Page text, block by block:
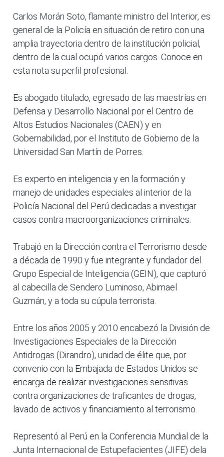
Carlos Morán Soto, flamante ministro del Interior, es
general de la Policía en situación de retiro con una
amplia trayectoria dentro de la institución policial,
dentro de la cual ocupó varios cargos. Conoce en
esta nota su perfil profesional.
Es abogado titulado, egresado de las maestrías en
Defensa y Desarrollo Nacional por el Centro de
Altos Estudios Nacionales (CAEN) y en
Gobernabilidad, por el Instituto de Gobierno de la
Universidad San Martín de Porres.
Es experto en inteligencia y en la formación y
manejo de unidades especiales al interior de la
Policía Nacional del Perú dedicadas a investigar
casos contra macroorganizaciones criminales.
Trabajó en la Dirección contra el Terrorismo desde
a década de 1990 y fue integrante y fundador del
Grupo Especial de Inteligencia (GEIN), que capturó
al cabecilla de Sendero Luminoso, Abimael
Guzmán, y a toda su cúpula terrorista.
Entre los años 2005 y 2010 encabezó la División de
Investigaciones Especiales de la Dirección
Antidrogas (Dirandro), unidad de élite que, por
convenio con la Embajada de Estados Unidos se
encarga de realizar investigaciones sensitivas
contra organizaciones de traficantes de drogas,
lavado de activos y financiamiento al terrorismo.
Representó al Perú en la Conferencia Mundial de la
Junta Internacional de Estupefacientes (JIFE) dela